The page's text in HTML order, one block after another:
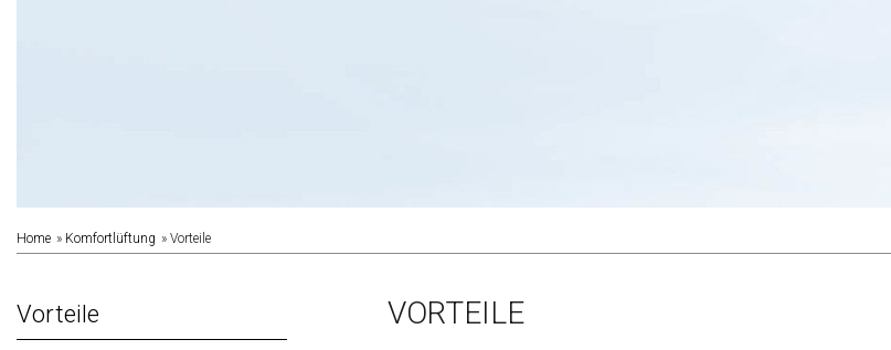
Home Komfortlüftung Vorteile
Vorteile VORTEILE